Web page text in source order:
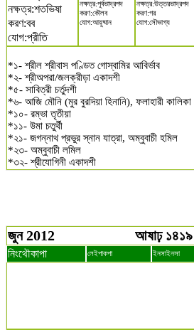
নক্ষত্র:শতভিষা
করণ:বব
যোগ:প্রীতি
নক্ষত্র:পূর্বভাদ্রপদ
করণ:কৌলব
যোগ:আয়ুষ্মান
নক্ষত্র:উত্তরভাদ্রপদ
করণ:গর
যোগ:সৌভাগ্য
*১- শ্রীল শ্রীবাস পণ্ডিত গোস্বামির আবির্ভাব
*২- শ্রীঅপরা/জলক্রীড়া একাদশী
*৫- সাবিত্রী চর্তুদশী
*৬- আজি মৌনি (মুর বুরদিয়া হিনানি), ফলাহারী কালিকা
*১০- রম্ভা তৃতীয়া
*১১- উমা চতুর্থী
*২১- জগন্নাথ প্রভুর স্নান যাত্রা, অম্বুবাচী হমিল
*২৩- অম্বুবাচী লমিল
*৩২- শ্রীযোগিনী একাদশী
জুন 2012 আষাঢ় ১৪১৯
নিংথৌকাপা লেইপাকপা ইনসাইনসা